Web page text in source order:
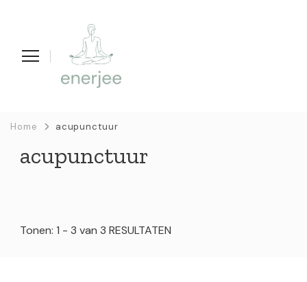
Home acupunctuur
acupunctuur
Tonen: 1 - 3 van 3 RESULTATEN